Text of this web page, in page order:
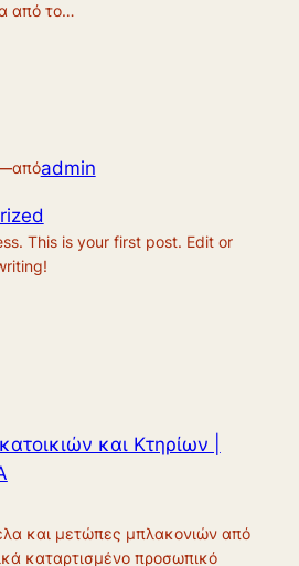
από το…
απόadmin
This is your first post. Edit or
και Κτηρίων |
και μετώπες μπλακονιών από
καταρτισμένο προσωπικό